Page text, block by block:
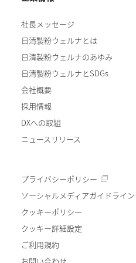
社長メッセージ
日清製粉ウェルナとは
日清製粉ウェルナのあゆみ
日清製粉ウェルナとSDGs
会社概要
採用情報
DXへの取組
ニュースリリース
プライバシーポリシー
ソーシャルメディアガイドライン
クッキーポリシー
クッキー詳細設定
ご利用規約